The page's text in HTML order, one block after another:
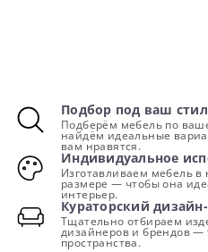
Подбор под ваш
Подберём мебель по
найдём идеальные
вам нравятся.
Индивидуальное
Изготавливаем мебель
размере — чтобы она
интерьер.
Кураторский
Тщательно отбираем
дизайнеров и брендов —
пространства.